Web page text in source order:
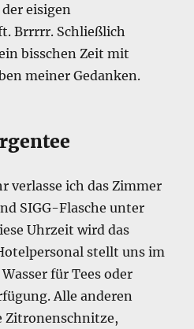
eisigen
Brrrrr. Schließlich
bisschen Zeit mit
meiner Gedanken.
verlasse ich das Zimmer
SIGG-Flasche unter
Uhrzeit wird das
stellt uns im
für Tees oder
Alle anderen
Zitronenschnitze,